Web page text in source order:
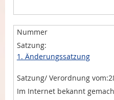
1. Änderungssatzung